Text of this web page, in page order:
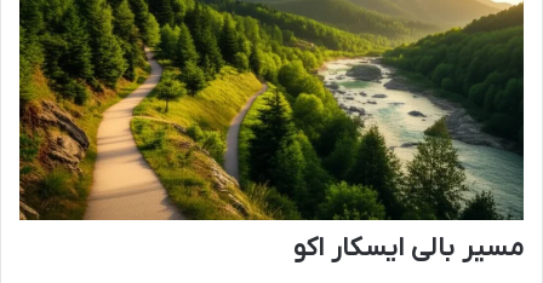
مسیر بالی ایسکار اکو